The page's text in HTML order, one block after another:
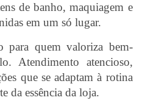
de banho, maquiagem e
em um só lugar.
para quem valoriza bem-
Atendimento atencioso,
que se adaptam à rotina
da essência da loja.